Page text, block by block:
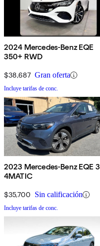
2024 Mercedes-Benz EQE
350+ RWD
$38,687 Gran oferta
Incluye tarifas de conc.
2023 Mercedes-Benz EQE
4MATIC
$35,700 Sin calificación
Incluye tarifas de conc.